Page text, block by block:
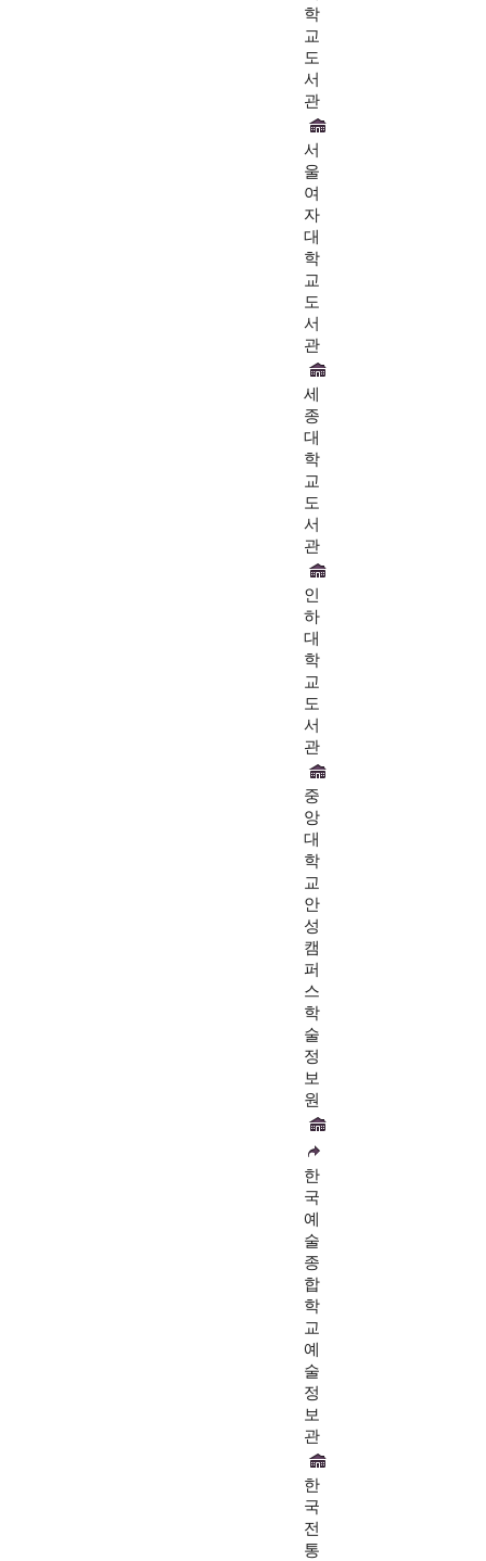
학
교
도
서
관
서
울
여
자
대
학
교
도
서
관
세
종
대
학
교
도
서
관
인
하
대
학
교
도
서
관
중
앙
대
학
교
안
성
캠
퍼
스
학
술
정
보
원
한
국
예
술
종
합
학
교
예
술
정
보
관
한
국
전
통